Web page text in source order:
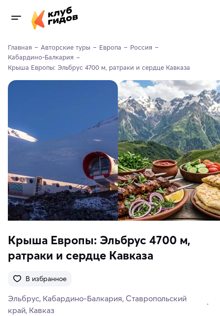
Главная Авторские туры Европа
Россия
Кабардино-Балкария
Крыша Европы: Эльбрус 4700 м, ратраки и сердце Кавказа
Крыша Европы: Эльбрус 4700 м,
ратраки и сердце Кавказа
В избранное
Эльбрус Кабардино-Балкария Ставропольский
край Кавказ